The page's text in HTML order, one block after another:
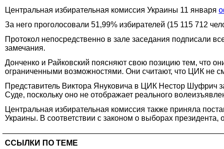
Центральная избирательная комиссия Украины 11 января
За него проголосовали 51,99% избирателей (15 115 712
Протокол непосредственно в зале заседания подписали
замечания.
Донченко и Райковский поясняют свою позицию тем, что
ограниченными возможностями. Они считают, что ЦИК не
Представитель Виктора Януковича в ЦИК Нестор Шуфрич
Суде, поскольку оно не отображает реального
Центральная избирательная комиссия также приняла
Украины. В соответствии с законом о выборах
ССЫЛКИ ПО ТЕМЕ